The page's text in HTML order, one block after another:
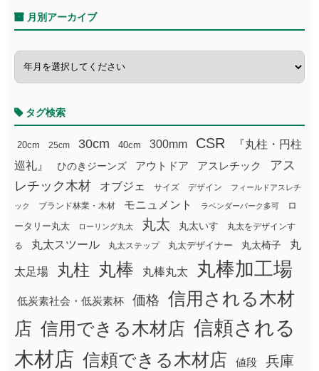
月別アーカイブ
タグ検索
20cm 25cm 30cm 40cm 300mm CSR
『丸柱・円柱
巡礼』
ひのきジーンズ アウトドア アスレチック
アス
レチック木材
オブジェ サイズ デザイン フィールドアスレチ
ック ブランド林業・木材 モニュメント ラベンダーパーク多可
ロ
ータリー丸太
ローリング丸太 丸太 丸太いす
丸太をデザインす
る
丸太スツール 丸太ステップ 丸太デザイナー 丸太椅子 丸
太足場 丸柱 丸棒 丸棒丸太 丸棒加工場
低炭素社会・低炭素杯 価格
信用される木材
店 信用できる木材店 信頼される
木材店 信頼できる木材店 値段
兵庫